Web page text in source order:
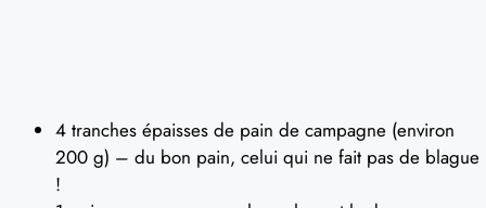
4 tranches épaisses de pain de campagne (environ
200 g) – du bon pain, celui qui ne fait pas de blague
!